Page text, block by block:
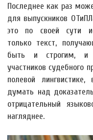
Последнее как раз
для выпускников
это по своей сути
только текст,
быть и строгим, и
участников судебного
полевой
думать над
отрицательный
нагляднее.